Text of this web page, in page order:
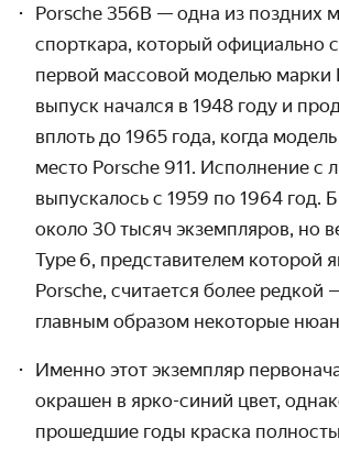
Porsche 356B — одна из поздних
спорткара, который официально
первой массовой моделью марки
выпуск начался в 1948 году и
вплоть до 1965 года, когда
место Porsche 911. Исполнение с
выпускалось с 1959 по 1964 год.
около 30 тысяч экзем­пляров, но
Type 6, представите­лем которой
Porsche, считается более редкой
главным образом некоторые
Именно этот экземпляр
окрашен в ярко-синий цвет,
прошедшие годы краска